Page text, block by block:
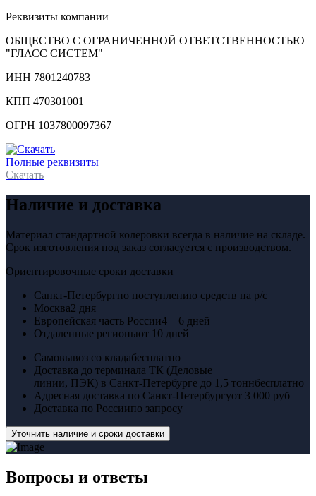
Реквизиты компании
ОБЩЕСТВО С ОГРАНИЧЕННОЙ ОТВЕТСТВЕННОСТЬЮ
"ГЛАСС СИСТЕМ"
ИНН 7801240783
КПП 470301001
ОГРН 1037800097367
Полные реквизиты
Скачать
Наличие и доставка
Материал стандартной колеровки всегда в наличие на складе.
Срок изготовления под заказ согласуется с производством.
Ориентировочные сроки доставки
Санкт-Петербургпо поступлению средств на р/с
Москва2 дня
Европейская часть России4 – 6 дней
Отдаленные регионыот 10 дней
Самовывоз со кладабесплатно
Доставка до терминала ТК (Деловые
линии, ПЭК) в Санкт-Петербурге до 1,5 тоннбесплатно
Адресная доставка по Санкт-Петербургуот 3 000 руб
Доставка по Россиипо запросу
Уточнить наличие и сроки доставки
Вопросы и ответы